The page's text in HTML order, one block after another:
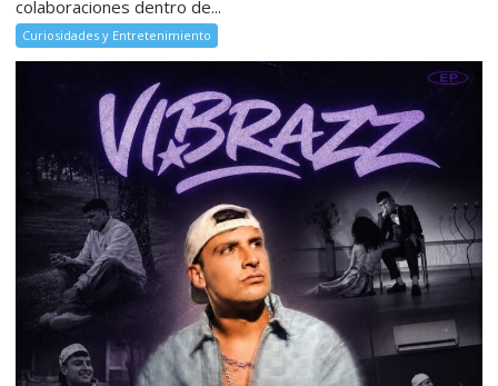
colaboraciones dentro de...
Curiosidades y Entretenimiento